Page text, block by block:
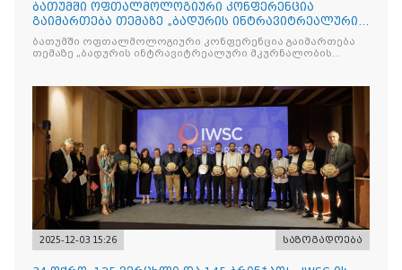
ბათუმში ოფთალმოლოგიური კონფერენცია
გაიმართება თემაზე „ბადურის ინტრავიტრეალური
მკურნალობის ოპტიმიზაცი
ბათუმში ოფთალმოლოგიური კონფერენცია გაიმართება
თემაზე „ბადურის ინტრავიტრეალური მკურნალობის
2025-12-03 15:26 საზოგადოება